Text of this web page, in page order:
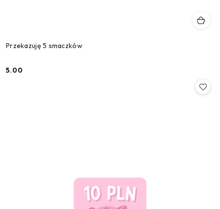
Przekazuję 5 smaczków
Cena:
5.00